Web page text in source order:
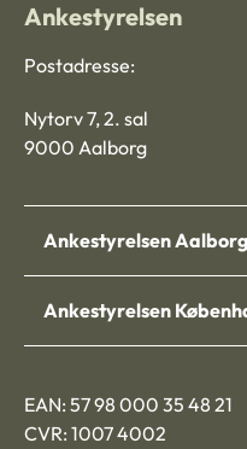
Ankestyrelsen
Postadresse:
Nytorv 7, 2. sal
9000 Aalborg
Ankestyrelsen Aalborg
Ankestyrelsen
EAN: 57 98 000 35 48 21
CVR: 1007 4002